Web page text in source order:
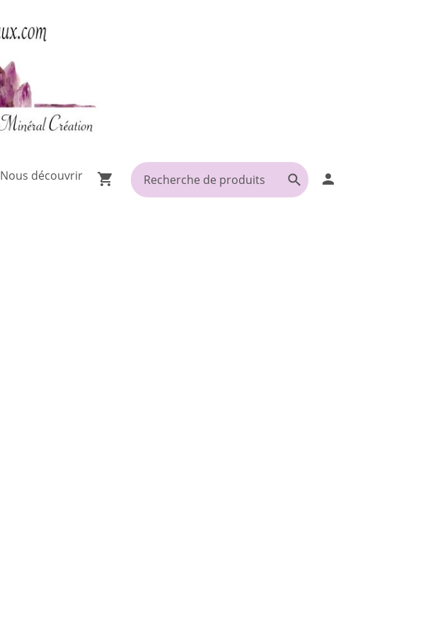
Nous découvrir